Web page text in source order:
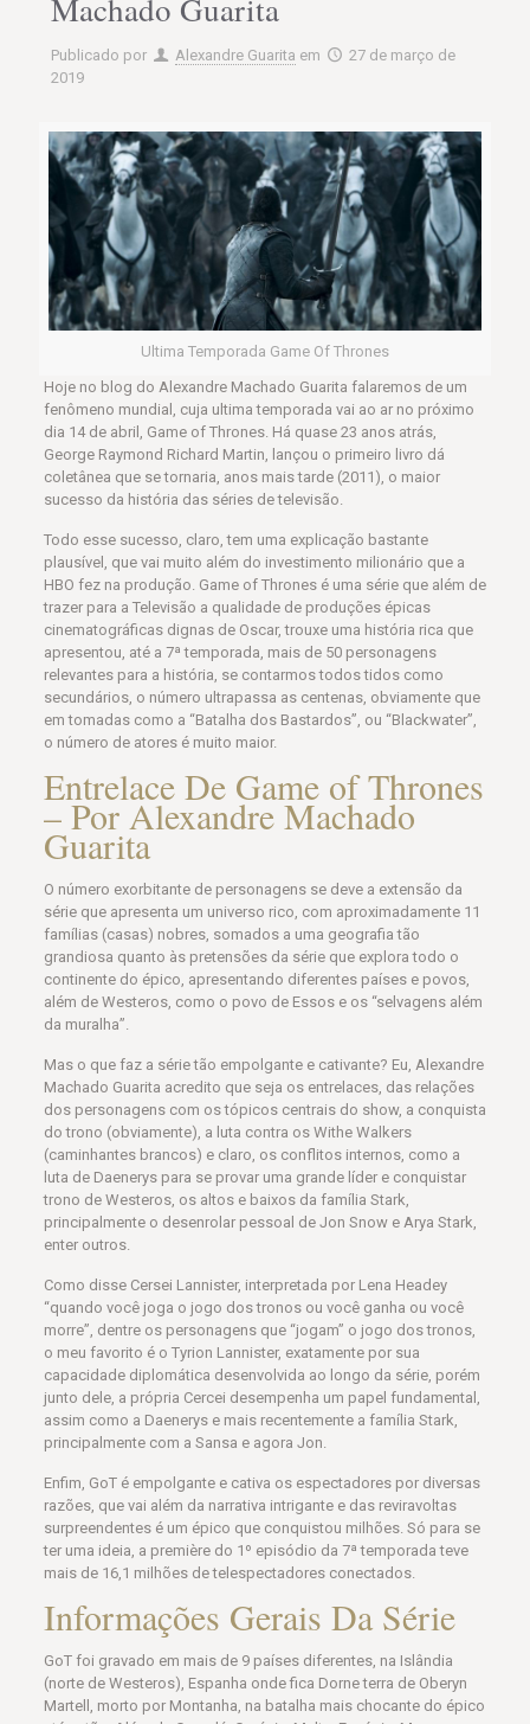
Machado Guarita
Publicado por Alexandre Guarita em
27 de março de
2019
Ultima Temporada Game Of Thrones
Hoje no blog do Alexandre Machado Guarita falaremos de um
fenômeno mundial, cuja ultima temporada vai ao ar no próximo
dia 14 de abril, Game of Thrones. Há quase 23 anos atrás,
George Raymond Richard Martin, lançou o primeiro livro dá
coletânea que se tornaria, anos mais tarde (2011), o maior
sucesso da história das séries de televisão.
Todo esse sucesso, claro, tem uma explicação bastante
plausível, que vai muito além do investimento milionário que a
HBO fez na produção. Game of Thrones é uma série que além de
trazer para a Televisão a qualidade de produções épicas
cinematográficas dignas de Oscar, trouxe uma história rica que
apresentou, até a 7ª temporada, mais de 50 personagens
relevantes para a história, se contarmos todos tidos como
secundários, o número ultrapassa as centenas, obviamente que
em tomadas como a “Batalha dos Bastardos”, ou “Blackwater”,
o número de atores é muito maior.
Entrelace De Game of Thrones
– Por Alexandre Machado
Guarita
O número exorbitante de personagens se deve a extensão da
série que apresenta um universo rico, com aproximadamente 11
famílias (casas) nobres, somados a uma geografia tão
grandiosa quanto às pretensões da série que explora todo o
continente do épico, apresentando diferentes países e povos,
além de Westeros, como o povo de Essos e os “selvagens além
da muralha”.
Mas o que faz a série tão empolgante e cativante? Eu, Alexandre
Machado Guarita acredito que seja os entrelaces, das relações
dos personagens com os tópicos centrais do show, a conquista
do trono (obviamente), a luta contra os Withe Walkers
(caminhantes brancos) e claro, os conflitos internos, como a
luta de Daenerys para se provar uma grande líder e conquistar
trono de Westeros, os altos e baixos da família Stark,
principalmente o desenrolar pessoal de Jon Snow e Arya Stark,
enter outros.
Como disse Cersei Lannister, interpretada por Lena Headey
“quando você joga o jogo dos tronos ou você ganha ou você
morre”, dentre os personagens que “jogam” o jogo dos tronos,
o meu favorito é o Tyrion Lannister, exatamente por sua
capacidade diplomática desenvolvida ao longo da série, porém
junto dele, a própria Cercei desempenha um papel fundamental,
assim como a Daenerys e mais recentemente a família Stark,
principalmente com a Sansa e agora Jon.
Enfim, GoT é empolgante e cativa os espectadores por diversas
razões, que vai além da narrativa intrigante e das reviravoltas
surpreendentes é um épico que conquistou milhões. Só para se
ter uma ideia, a première do 1º episódio da 7ª temporada teve
mais de 16,1 milhões de telespectadores conectados.
Informações Gerais Da Série
GoT foi gravado em mais de 9 países diferentes, na Islândia
(norte de Westeros), Espanha onde fica Dorne terra de Oberyn
Martell, morto por Montanha, na batalha mais chocante do épico